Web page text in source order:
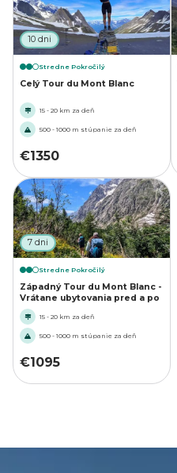
10 dni
Stredne Pokročilý
Celý Tour du Mont Blanc
15 - 20 km za deň
500 - 1000 m stúpanie za deň
€1350
7 dni
Stredne Pokročilý
Západný Tour du Mont Blanc -
Vrátane ubytovania pred a po
15 - 20 km za deň
500 - 1000 m stúpanie za deň
€1095